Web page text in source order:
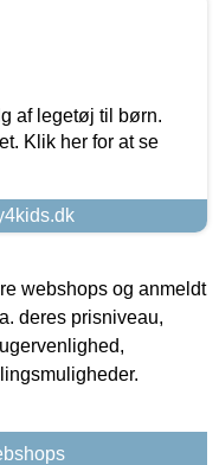
af legetøj til børn.
Klik her for at se
webshops og anmeldt
deres prisniveau,